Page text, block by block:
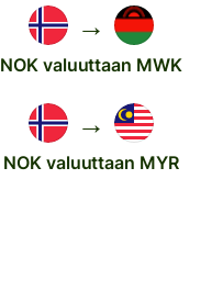
→
NOK valuuttaan MWK
→
NOK valuuttaan MYR